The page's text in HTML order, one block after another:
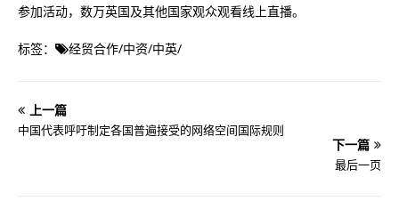
参加活动，数万英国及其他国家观众观看线上直播。
标签： 经贸合作/中资/中英/
上一篇
中国代表呼吁制定各国普遍接受的网络空间国际规则
下一篇
最后一页